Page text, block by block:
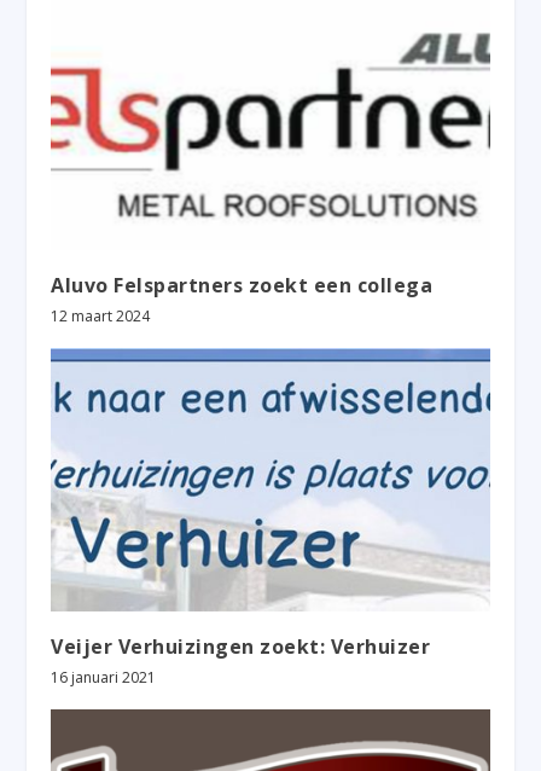
Aluvo Felspartners zoekt een collega
12 maart 2024
Veijer Verhuizingen zoekt: Verhuizer
16 januari 2021